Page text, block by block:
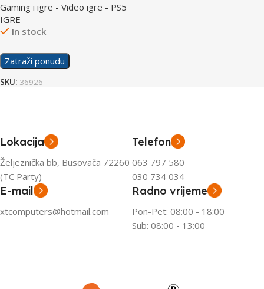
Gaming i igre - Video igre - PS5
IGRE
In stock
Zatraži ponudu
SKU: 36926
Lokacija
Željeznička bb, Busovača 72260
(TC Party)
Telefon
063 797 580
030 734 034
E-mail
xtcomputers@hotmail.com
Radno vrijeme
Pon-Pet: 08:00 - 18:00
Sub: 08:00 - 13:00